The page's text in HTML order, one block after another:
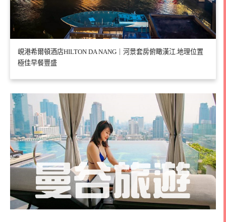
峴港希爾頓酒店HILTON DA NANG｜河景套房俯瞰漢江.地理位置
極佳早餐豐盛